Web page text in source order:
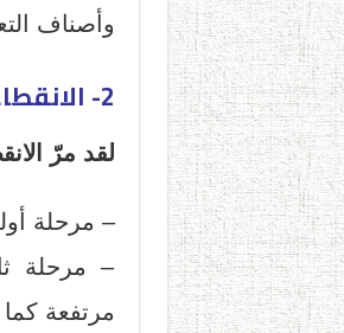
وأصناف
2- الانقطاع في التعليم الابتدائي
لقد مرّ
– مرحلة
– مرحلة
مرتفعة